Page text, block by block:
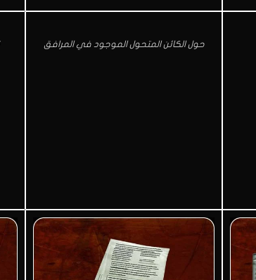
حول الكائن المتحول الموجود في المرافق